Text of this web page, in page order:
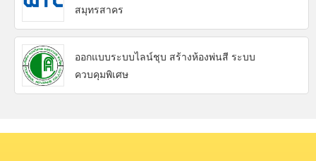
สมุทรสาคร
ออกแบบระบบไลน์ชุบ สร้างห้องพ่นสี ระบบ
ควบคุมพิเศษ